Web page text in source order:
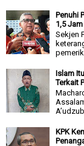
Penuhi
1,5
Sekjen
Islam
Terkait
KPK